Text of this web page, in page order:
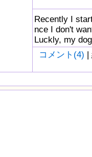
Recently I
nce I don't
Luckly, my
コメント(4) |